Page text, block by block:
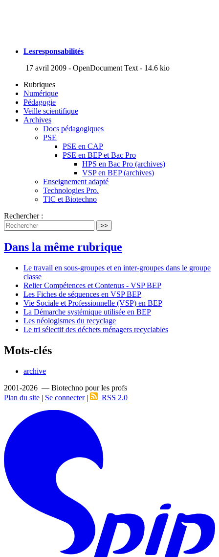
Lesresponsabilités
17 avril 2009 - OpenDocument Text - 14.6 kio
Rubriques
Numérique
Pédagogie
Veille scientifique
Archives
Docs pédagogiques
PSE
PSE en CAP
PSE en BEP et Bac Pro
HPS en Bac Pro (archives)
VSP en BEP (archives)
Enseignement adapté
Technologies Pro.
TIC et Biotechno
Rechercher :
>>
Dans la même rubrique
Le travail en sous-groupes et en inter-groupes dans le groupe
classe
Relier Compétences et Contenus - VSP BEP
Les Fiches de séquences en VSP BEP
Vie Sociale et Professionnelle (VSP) en BEP
La Démarche systémique utilisée en BEP
Les néologismes du recyclage
Le tri sélectif des déchets ménagers recyclables
Mots-clés
archive
2001-2026 — Biotechno pour les profs
Plan du site | Se connecter| RSS 2.0